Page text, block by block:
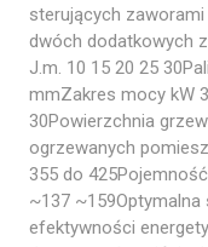
sterujących zaworami
dwóch dodatkowych
J.m. 10 15 20 25
mmZakres mocy kW
30Powierzchnia
ogrzewanych
355 do
~137 ~159Optymalna
efektywności